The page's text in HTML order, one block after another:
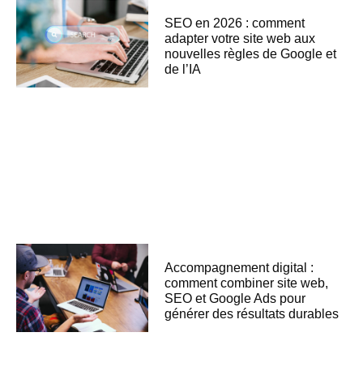
SEO en 2026 : comment
adapter votre site web aux
nouvelles règles de Google et
de l’IA
Accompagnement digital :
comment combiner site web,
SEO et Google Ads pour
générer des résultats durables